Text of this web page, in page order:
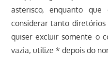
asterisco, enquanto que
considerar tanto
quiser excluir somente o
vazia, utilize * depois do